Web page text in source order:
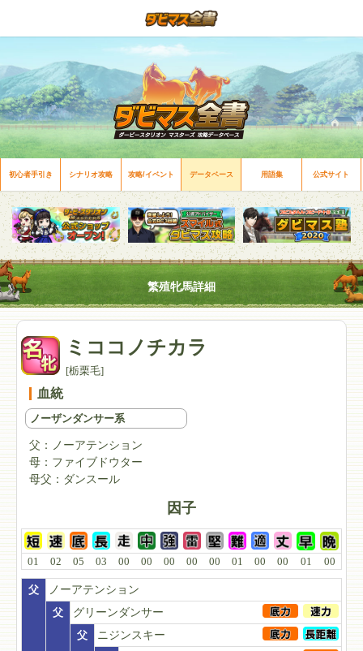
初心者手引き シナリオ攻略 攻略/イベント データベース 用語集 公式サイト
繁殖牝馬詳細
ミココノチカラ
[栃栗毛]
血統
ノーザンダンサー系
父： ノーアテンション
母： ファイブドウター
母父： ダンスール
因子
01 02 05 03 00 00 00 00 00 01 00 00 01 00
父
ノーアテンション
父
グリーンダンサー
父
ニジンスキー